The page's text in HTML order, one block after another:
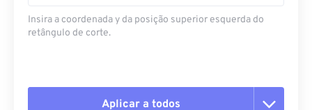
Insira a coordenada y da posição superior esquerda do
retângulo de corte.
Aplicar a todos